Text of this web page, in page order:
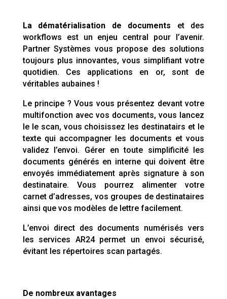
La dématérialisation de documents et des
workflows est un enjeu central pour l’avenir.
Partner Systèmes vous propose des solutions
toujours plus innovantes, vous simplifiant votre
quotidien. Ces applications en or, sont de
véritables aubaines !
Le principe ? Vous vous présentez devant votre
multifonction avec vos documents, vous lancez
le le scan, vous choisissez les destinatairs et le
texte qui accompagner les documents et vous
validez l’envoi. Gérer en toute simplificité les
documents générés en interne qui doivent être
envoyés immédiatement après signature à son
destinataire. Vous pourrez alimenter votre
carnet d’adresses, vos groupes de destinataires
ainsi que vos modèles de lettre facilement.
L’envoi direct des documents numérisés vers
les services AR24 permet un envoi sécurisé,
évitant les répertoires scan partagés.
De nombreux avantages